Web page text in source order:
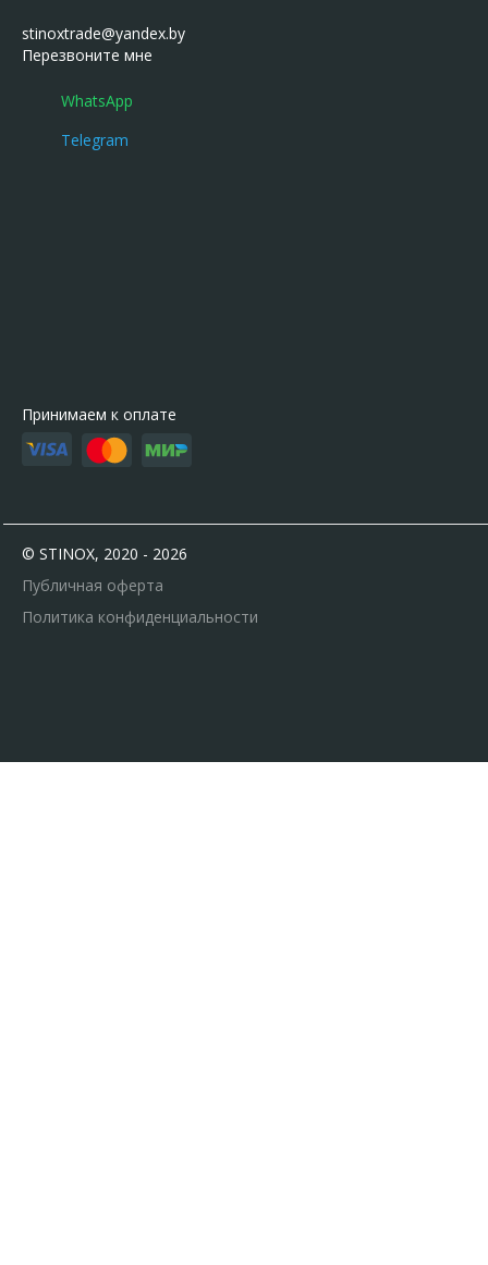
Перезвоните мне
Публичная оферта
Политика конфиденциальности
© STINOX, 2020 - 2026
Принимаем к оплате
WhatsApp
Telegram
stinoxtrade@yandex.by